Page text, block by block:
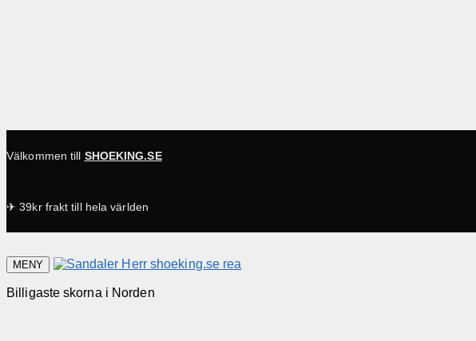
Välkommen till SHOEKING.SE
✈ 39kr frakt till hela världen
MENY
Billigaste skorna i Norden